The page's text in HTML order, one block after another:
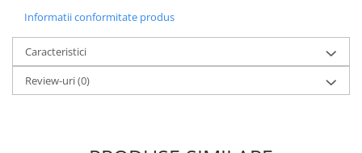
Informatii conformitate produs
Caracteristici
Review-uri(0)